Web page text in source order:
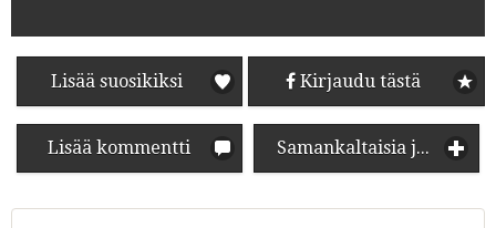
Lisää suosikiksi Kirjaudu tästä
Lisää kommentti Samankaltaisia juomia